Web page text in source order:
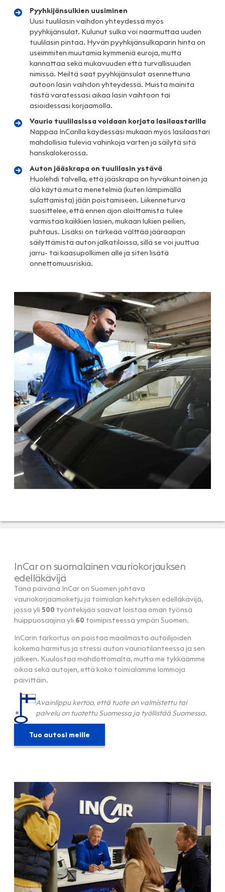
Pyyhkijänsulkien uusiminen
Uusi tuulilasin vaihdon yhteydessä myös
pyyhkijänsulat. Kulunut sulka voi naarmuttaa uuden
tuulilasin pintaa. Hyvän pyyhkijänsulkaparin hinta on
useimmiten muutamia kymmeniä euroja, mutta
kannattaa sekä mukavuuden että turvallisuuden
nimissä. Meiltä saat pyyhkijänsulat asennettuna
autoon lasin vaihdon yhteydessä. Muista mainita
tästä varatessasi aikaa lasin vaihtoon tai
asioidessasi korjaamolla.
Vaurio tuulilasissa voidaan korjata lasilaastarilla
Nappaa InCarilla käydessäsi mukaan myös lasilaastari
mahdollisia tulevia vahinkoja varten ja säilytä sitä
hanskalokerossa.
Auton jääskrapa on tuulilasin ystävä
Huolehdi talvella, että jääskrapa on hyväkuntoinen ja
älä käytä muita menetelmiä (kuten lämpimällä
sulattamista) jään poistamiseen. Liikenneturva
suosittelee, että ennen ajon aloittamista tulee
varmistaa kaikkien lasien, mukaan lukien peilien,
puhtaus. Lisäksi on tärkeää välttää jääraapan
säilyttämistä auton jalkatiloissa, sillä se voi juuttua
jarru- tai kaasupolkimen alle ja siten lisätä
onnettomuusriskiä.
InCar on suomalainen vauriokorjauksen
edelläkävijä
Tänä päivänä InCar on Suomen johtava
vauriokorjaamoketju ja toimialan kehityksen edelläkävijä,
jossa yli 500 työntekijää saavat loistaa oman työnsä
huippuosaajina yli 60 toimipisteessä ympäri Suomen.
InCarin tarkoitus on poistaa maailmasta autoilijoiden
kokema harmitus ja stressi auton vauriotilanteessa ja sen
jälkeen. Kuulostaa mahdottomalta, mutta me tykkäämme
oikoa sekä autojen, että koko toimialamme lommoja
päivittäin.
Avainlippu kertoo, että tuote on valmistettu tai
palvelu on tuotettu Suomessa ja työllistää Suomessa.
Tuo autosi meille